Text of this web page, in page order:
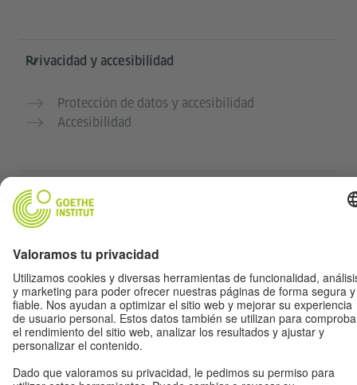
Privacidad y accesibilidad
Protección de datos y accesibilidad
Accesibilidad
Aviso legal
datos
Condiciones de uso